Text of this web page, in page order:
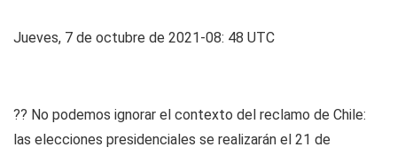
Jueves, 7 de octubre de 2021-08: 48 UTC
?? No podemos ignorar el contexto del reclamo de Chile:
las elecciones presidenciales se realizarán el 21 de